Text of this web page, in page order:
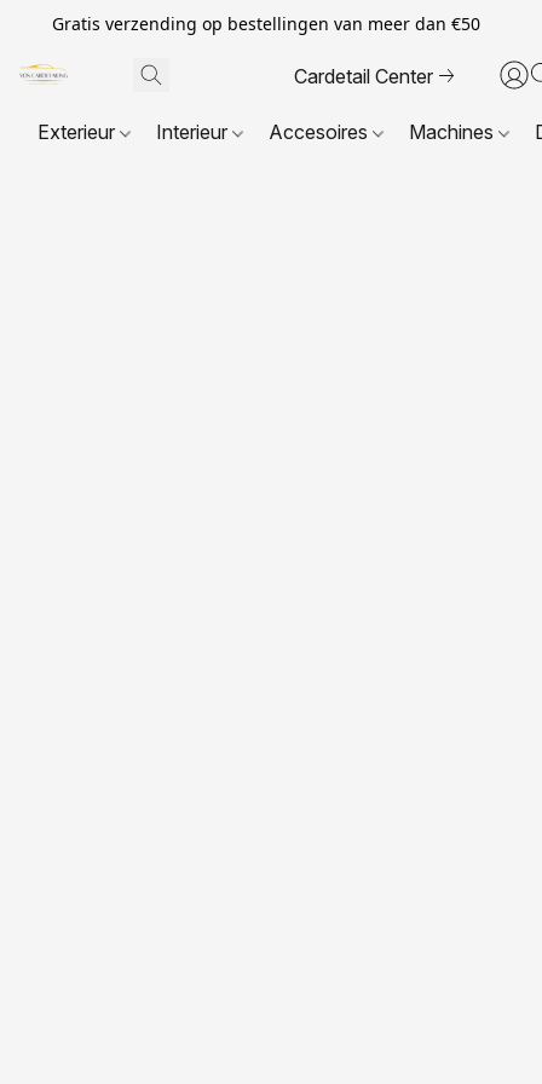
Gratis verzending op bestellingen van meer dan €50
Cardetail Center
Exterieur Interieur Accesoires Machines